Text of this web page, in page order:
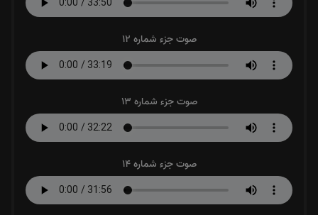
صوت جزء شماره 12
صوت جزء شماره 13
صوت جزء شماره 14